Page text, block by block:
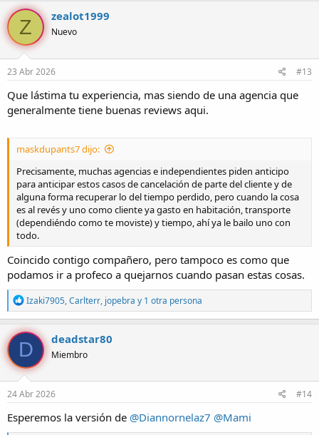
c
c
i
o
n
e
s
Z zealot1999
Nuevo
23 Abr 2026 #13
Que lástima tu experiencia, mas siendo de una agencia que
generalmente tiene buenas reviews aqui.
maskdupants7 dijo:
Precisamente, muchas agencias e independientes piden anticipo
para anticipar estos casos de cancelación de parte del cliente y de
alguna forma recuperar lo del tiempo perdido, pero cuando la cosa
es al revés y uno como cliente ya gasto en habitación, transporte
(dependiéndo como te moviste) y tiempo, ahí ya le bailo uno con
todo.
Coincido contigo compañero, pero tampoco es como que
podamos ir a profeco a quejarnos cuando pasan estas cosas.
R
e
a
c
c
i
o
n
e
:
Izaki7905,Carlterr, jopebra y 1 otra persona
D deadstar80
Miembro
24 Abr 2026 #14
Esperemos la versión de @Diannornelaz7 @Mami